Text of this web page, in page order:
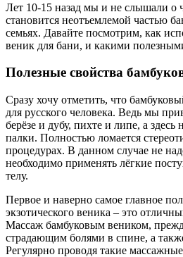
Лет 10-15 назад мы и не слышали о
становится неотъемлемой частью
семьях. Давайте посмотрим, как
веник для бани, и какими
Полезные свойства
Сразу хочу отметить, что
для русского человека. Ведь мы
берёзе и дубу, пихте и липе, а
палки. Полностью ломается
процедурах. В данном случае не
необходимо применять лёгкие
телу.
Первое и наверно самое главное
экзотического веника – это
Массаж бамбуковым веником,
страдающим болями в спине, а
Регулярно проводя такие